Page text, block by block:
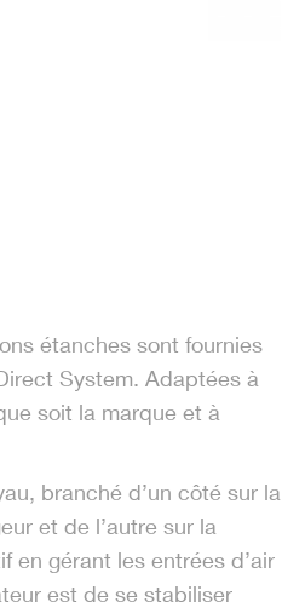
étanches sont fournies
System. Adaptées à
soit la marque et à
branché d’un côté sur la
et de l’autre sur la
en gérant les entrées d’air
est de se stabiliser